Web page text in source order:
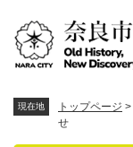
現在地 トップページ >
せ